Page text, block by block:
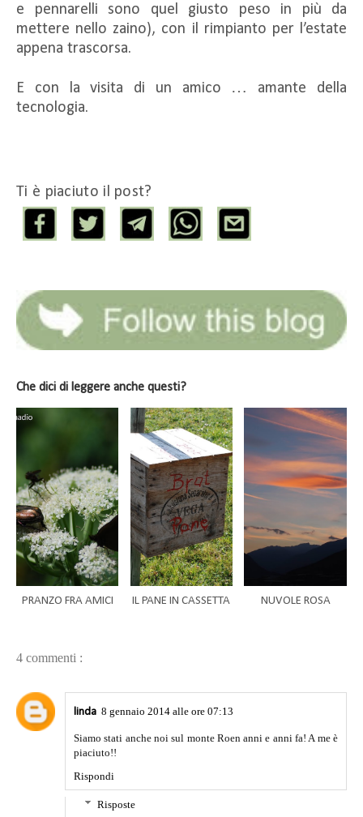
e pennarelli sono quel giusto peso in più da
mettere nello zaino), con il rimpianto per l’estate
appena trascorsa.
E con la visita di un amico … amante della
tecnologia.
Ti è piaciuto il post?
Che dici di leggere anche questi?
PRANZO FRA AMICI IL PANE IN CASSETTA NUVOLE ROSA
4 commenti :
linda 8 gennaio 2014 alle ore 07:13
Siamo stati anche noi sul monte Roen anni e anni fa! A me è
piaciuto!!
Rispondi
Risposte